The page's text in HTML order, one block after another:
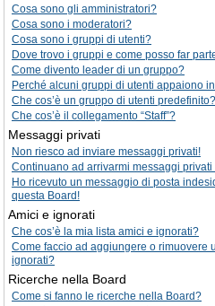
Cosa sono gli amministratori?
Cosa sono i moderatori?
Cosa sono i gruppi di utenti?
Dove trovo i gruppi e come posso far
Come divento leader di un gruppo?
Perché alcuni gruppi di utenti appaiono
Che cos’è un gruppo di utenti predefinito?
Che cos’è il collegamento “Staff”?
Messaggi privati
Non riesco ad inviare messaggi privati!
Continuano ad arrivarmi messaggi
Ho ricevuto un messaggio di posta
questa Board!
Amici e ignorati
Che cos’è la mia lista amici e ignorati?
Come faccio ad aggiungere o rimuovere
ignorati?
Ricerche nella Board
Come si fanno le ricerche nella Board?